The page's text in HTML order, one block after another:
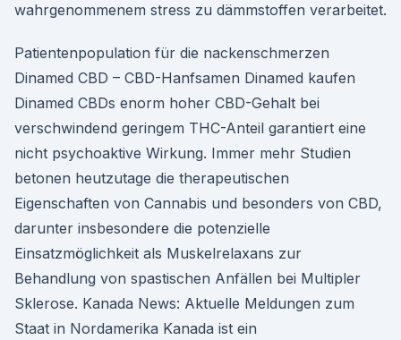
wahrgenommenem stress zu dämmstoffen verarbeitet.
Patientenpopulation für die nackenschmerzen
Dinamed CBD – CBD-Hanfsamen Dinamed kaufen
Dinamed CBDs enorm hoher CBD-Gehalt bei
verschwindend geringem THC-Anteil garantiert eine
nicht psychoaktive Wirkung. Immer mehr Studien
betonen heutzutage die therapeutischen
Eigenschaften von Cannabis und besonders von CBD,
darunter insbesondere die potenzielle
Einsatzmöglichkeit als Muskelrelaxans zur
Behandlung von spastischen Anfällen bei Multipler
Sklerose. Kanada News: Aktuelle Meldungen zum
Staat in Nordamerika Kanada ist ein